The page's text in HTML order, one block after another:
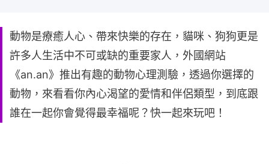
動物是療癒人心、帶來快樂的存在，貓咪、狗狗更是
許多人生活中不可或缺的重要家人，外國網站
《an.an》推出有趣的動物心理測驗，透過你選擇的
動物，來看看你內心渴望的愛情和伴侶類型，到底跟
誰在一起你會覺得最幸福呢？快一起來玩吧！